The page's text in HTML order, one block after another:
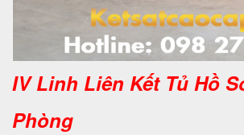
IV Linh Liên Kết Tủ Hồ
Phòng